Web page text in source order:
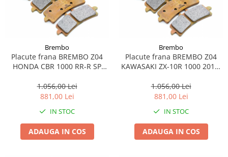
Brembo
Placute frana BREMBO Z04
HONDA CBR 1000 RR-R SP
1.056,00 Lei
881,00 Lei
IN STOC
ADAUGA IN COS
Brembo
Placute frana BREMBO Z04
KAWASAKI ZX-10R 1000 2016-
1.056,00 Lei
881,00 Lei
IN STOC
ADAUGA IN COS